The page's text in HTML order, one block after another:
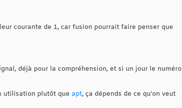
courante de 1, car fusion pourrait faire penser que
déjà pour la compréhension, et si un jour le numéro
utilisation plutôt que apt, ça dépends de ce qu'on veut